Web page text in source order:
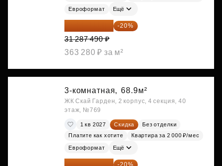
Евроформат Ещё
25 029 992 ₽ -20%
31 287 490 ₽
363 280 ₽ за м²
3-комнатная, 68.9м²
ЖК Скай Гарден, 2 корпус, 4 секция, 40
этаж, №769
1 кв 2027 Скидка
Без отделки
Платите как хотите
Квартира за 2 000 ₽/мес
Евроформат Ещё
25 029 992 ₽ -20%